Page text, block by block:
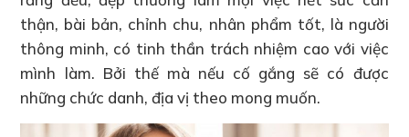
thận, bài bản, chỉnh chu, nhân phẩm tốt, là người
thông minh, có tinh thần trách nhiệm cao với việc
mình làm. Bởi thế mà nếu cố gắng sẽ có được
những chức danh, địa vị theo mong muốn.